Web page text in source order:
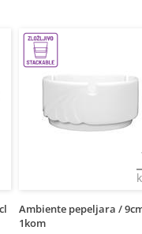
Ambiente pepeljara / 9cm /
1kom